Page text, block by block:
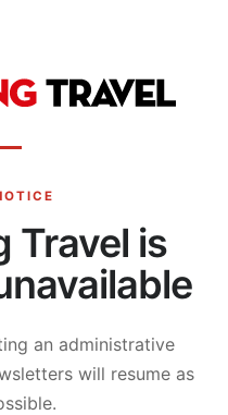
Travel is
an administrative
will resume as